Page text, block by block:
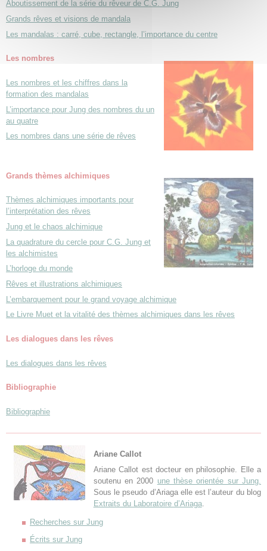
Aboutissement de la série du rêveur de C.G. Jung
Grands rêves et visions de mandala
Les mandalas : carré, cube, rectangle, l’importance du centre
Les nombres
Les nombres et les chiffres dans la
formation des mandalas
L’importance pour Jung des nombres du un
au quatre
Les nombres dans une série de rêves
Grands thèmes alchimiques
Thèmes alchimiques importants pour
l’interprétation des rêves
Jung et le chaos alchimique
La quadrature du cercle pour C.G. Jung et
les alchimistes
L’horloge du monde
Rêves et illustrations alchimiques
L’embarquement pour le grand voyage alchimique
Le Livre Muet et la vitalité des thèmes alchimiques dans les rêves
Les dialogues dans les rêves
Les dialogues dans les rêves
Bibliographie
Bibliographie
Ariane Callot
Ariane Callot est docteur en philosophie. Elle a
soutenu en 2000 une thèse orientée sur Jung.
Sous le pseudo d’Ariaga elle est l’auteur du blog
Extraits du Laboratoire d’Ariaga.
Recherches sur Jung
Écrits sur Jung